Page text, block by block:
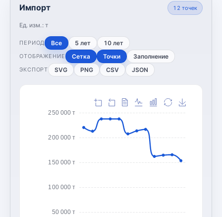
Импорт
Ед. изм.: т
12 точек
ПЕРИОД Все 5 лет 10 лет
ОТОБРАЖЕНИЕ Сетка Точки Заполнение
ЭКСПОРТ SVG PNG CSV JSON
50 000 т
100 000 т
150 000 т
200 000 т
250 000 т